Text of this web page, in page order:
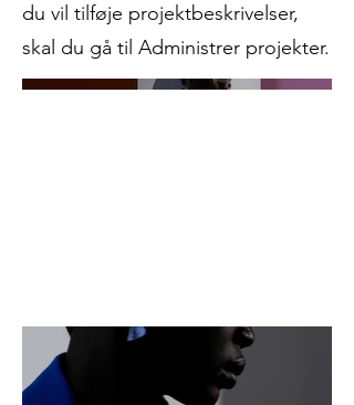
du vil tilføje projektbeskrivelser,
skal du gå til Administrer projekter.